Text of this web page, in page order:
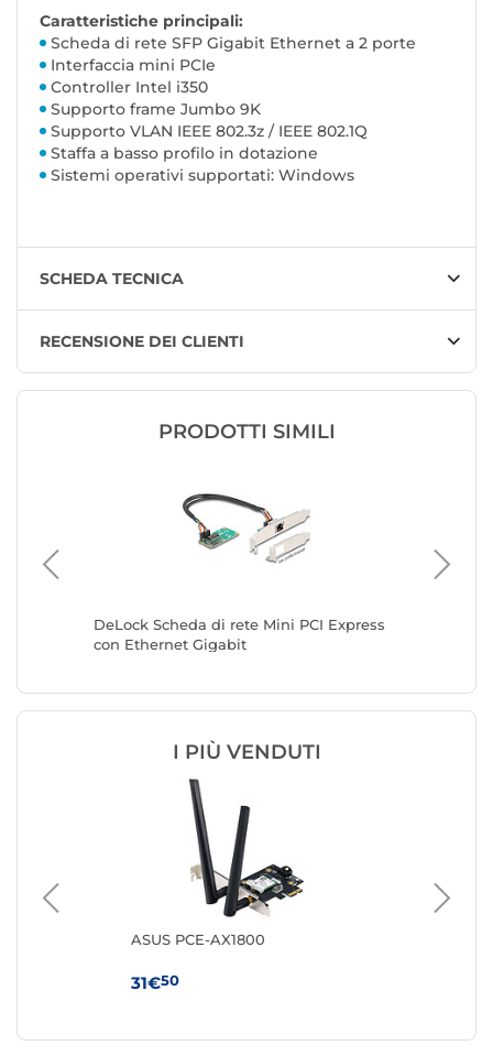
Caratteristiche principali:
Scheda di rete SFP Gigabit Ethernet a 2 porte
Interfaccia mini PCIe
Controller Intel i350
Supporto frame Jumbo 9K
Supporto VLAN IEEE 802.3z / IEEE 802.1Q
Staffa a basso profilo in dotazione
Sistemi operativi supportati: Windows
SCHEDA TECNICA
RECENSIONE DEI CLIENTI
PRODOTTI SIMILI
DeLock Scheda di rete Mini PCI Express
con Ethernet Gigabit
I PIÙ VENDUTI
ASUS PCE-AX1800
31€50